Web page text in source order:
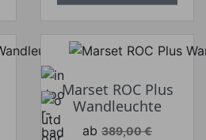
Marset ROC Plus
Wandleuchte
Verkaufspreis
ab 389,00 €